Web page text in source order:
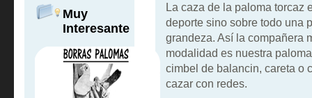
Muy
Interesante
La caza de la paloma torcaz
deporte sino sobre todo una
grandeza. Así la compañera
modalidad es nuestra
cimbel de balancin, careta o
cazar con redes.